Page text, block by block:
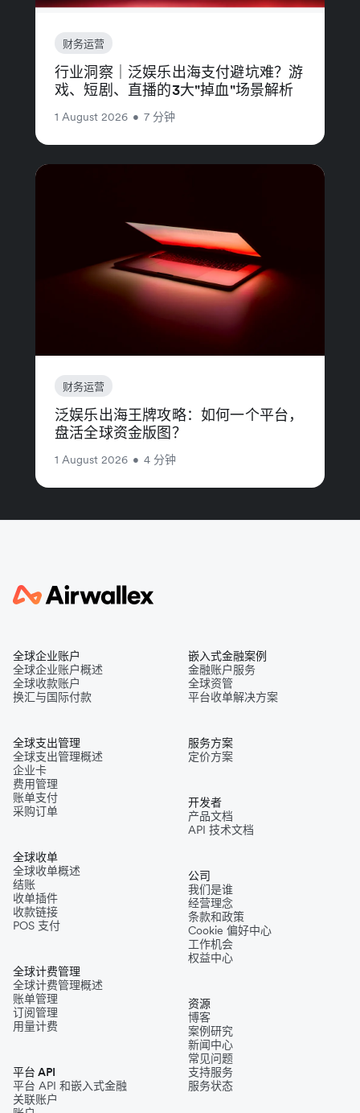
财务运营
行业洞察｜泛娱乐出海支付避坑难？游
戏、短剧、直播的3大"掉血"场景解析
1 August 2026 • 7 分钟
财务运营
泛娱乐出海王牌攻略：如何一个平台，
盘活全球资金版图？
1 August 2026 • 4 分钟
全球企业账户
全球企业账户概述
全球收款账户
换汇与国际付款
全球支出管理
全球支出管理概述
企业卡
费用管理
账单支付
采购订单
全球收单
全球收单概述
结账
收单插件
收款链接
POS 支付
全球计费管理
全球计费管理概述
账单管理
订阅管理
用量计费
平台 API
平台 API 和嵌入式金融
关联账户
嵌入式金融案例
金融账户服务
全球资管
平台收单解决方案
服务方案
定价方案
开发者
产品文档
API 技术文档
公司
我们是谁
经营理念
条款和政策
Cookie 偏好中心
工作机会
权益中心
资源
博客
案例研究
新闻中心
常见问题
支持服务
服务状态